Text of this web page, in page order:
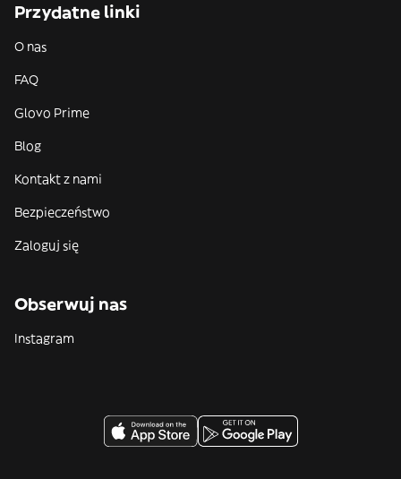
Przydatne linki
O nas
FAQ
Glovo Prime
Blog
Kontakt z nami
Bezpieczeństwo
Zaloguj się
Obserwuj nas
Instagram